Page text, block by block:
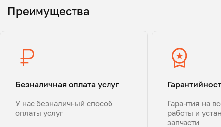
Преимущества
Безналичная оплата услуг
У нас безналичный способ
оплаты услуг
Гарантия на
работы и
запчасти